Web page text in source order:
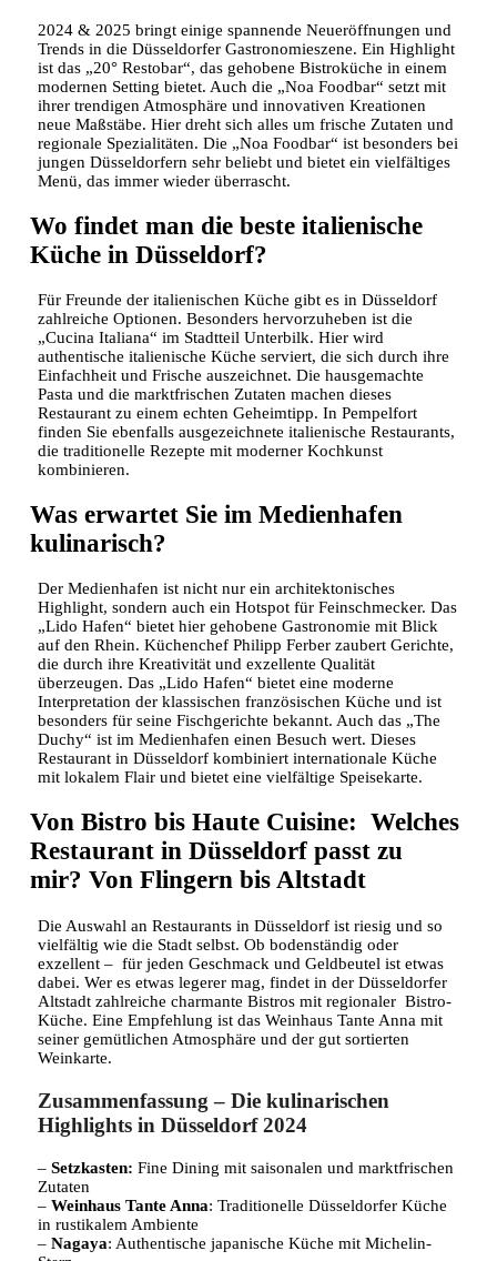
2024 & 2025 bringt einige spannende Neueröffnungen und
Trends in die Düsseldorfer Gastronomieszene. Ein Highlight
ist das „20° Restobar“, das gehobene Bistroküche in einem
modernen Setting bietet. Auch die „Noa Foodbar“ setzt mit
ihrer trendigen Atmosphäre und innovativen Kreationen
neue Maßstäbe. Hier dreht sich alles um frische Zutaten und
regionale Spezialitäten. Die „Noa Foodbar“ ist besonders bei
jungen Düsseldorfern sehr beliebt und bietet ein vielfältiges
Menü, das immer wieder überrascht.
Wo findet man die beste italienische
Küche in Düsseldorf?
Für Freunde der italienischen Küche gibt es in Düsseldorf
zahlreiche Optionen. Besonders hervorzuheben ist die
„Cucina Italiana“ im Stadtteil Unterbilk. Hier wird
authentische italienische Küche serviert, die sich durch ihre
Einfachheit und Frische auszeichnet. Die hausgemachte
Pasta und die marktfrischen Zutaten machen dieses
Restaurant zu einem echten Geheimtipp. In Pempelfort
finden Sie ebenfalls ausgezeichnete italienische Restaurants,
die traditionelle Rezepte mit moderner Kochkunst
kombinieren.
Was erwartet Sie im Medienhafen
kulinarisch?
Der Medienhafen ist nicht nur ein architektonisches
Highlight, sondern auch ein Hotspot für Feinschmecker. Das
„Lido Hafen“ bietet hier gehobene Gastronomie mit Blick
auf den Rhein. Küchenchef Philipp Ferber zaubert Gerichte,
die durch ihre Kreativität und exzellente Qualität
überzeugen. Das „Lido Hafen“ bietet eine moderne
Interpretation der klassischen französischen Küche und ist
besonders für seine Fischgerichte bekannt. Auch das „The
Duchy“ ist im Medienhafen einen Besuch wert. Dieses
Restaurant in Düsseldorf kombiniert internationale Küche
mit lokalem Flair und bietet eine vielfältige Speisekarte.
Von Bistro bis Haute Cuisine: Welches
Restaurant in Düsseldorf passt zu
mir? Von Flingern bis Altstadt
Die Auswahl an Restaurants in Düsseldorf ist riesig und so
vielfältig wie die Stadt selbst. Ob bodenständig oder
exzellent – für jeden Geschmack und Geldbeutel ist etwas
dabei. Wer es etwas legerer mag, findet in der Düsseldorfer
Altstadt zahlreiche charmante Bistros mit regionaler Bistro-
Küche. Eine Empfehlung ist das Weinhaus Tante Anna mit
seiner gemütlichen Atmosphäre und der gut sortierten
Weinkarte.
Zusammenfassung – Die kulinarischen
Highlights in Düsseldorf 2024
– Setzkasten: Fine Dining mit saisonalen und marktfrischen
Zutaten
– Weinhaus Tante Anna: Traditionelle Düsseldorfer Küche
in rustikalem Ambiente
– Nagaya: Authentische japanische Küche mit Michelin-